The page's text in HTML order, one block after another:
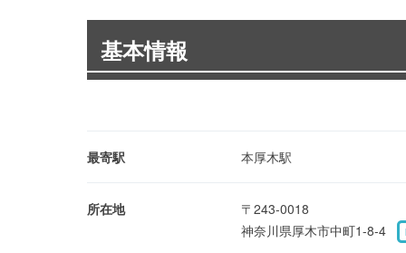
基本情報
最寄駅 本厚木駅
所在地
〒243-0018
神奈川県厚木市中町1-8-4